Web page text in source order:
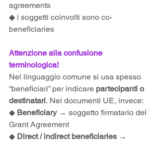
agreements
◆ i soggetti coinvolti sono co-
beneficiaries
Attenzione alla confusione
terminologica!
Nel linguaggio comune si usa spesso
“beneficiari” per indicare partecipanti o
destinatari. Nei documenti UE, invece:
◆ Beneficiary → soggetto firmatario del
Grant Agreement
◆ Direct / indirect beneficiaries →